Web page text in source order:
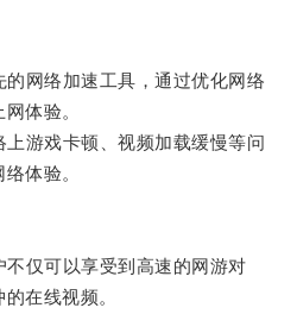
网络加速工具，通过优化网络
体验。
游戏卡顿、视频加载缓慢等问
体验。
仅可以享受到高速的网游对
在线视频。